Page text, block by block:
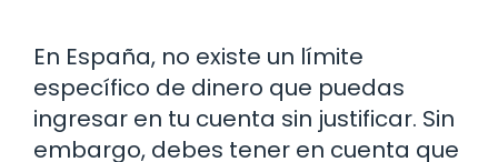
En España, no existe un límite
específico de dinero que puedas
ingresar en tu cuenta sin justificar. Sin
embargo, debes tener en cuenta que